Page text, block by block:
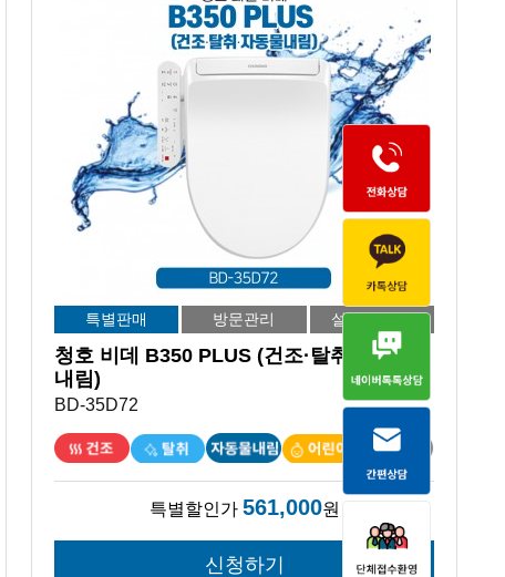
특별판매 방문관리 설치비 면제
청호 비데 B350 PLUS (건조·탈취·자동물
내림)
BD-35D72
특별할인가 561,000원